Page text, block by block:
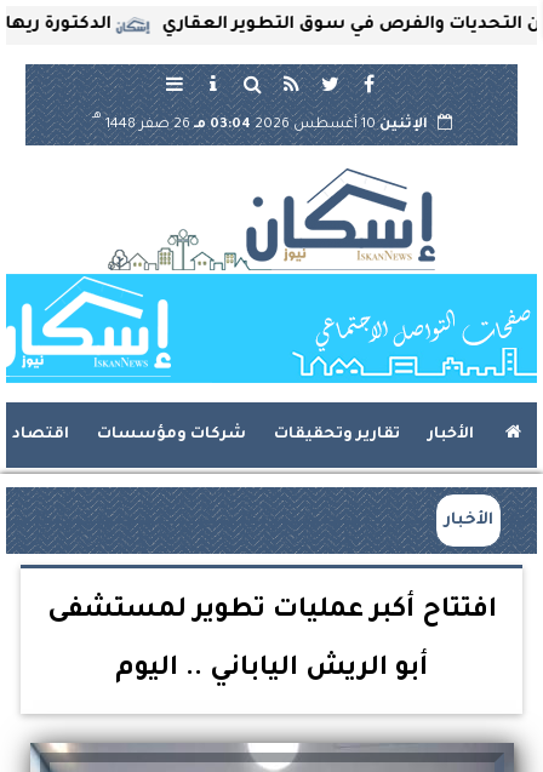
الدكتورة ريهام والفرص في سوق التطوير العقاري
الإثنين10 أغسطس 2026 03:04 مـ 26 صفر 1448
هـ
الأخبار تقارير وتحقيقات شركات ومؤسسات اقتصاد
الأخبار
افتتاح أكبر عمليات تطوير لمستشفى
أبو الريش الياباني .. اليوم